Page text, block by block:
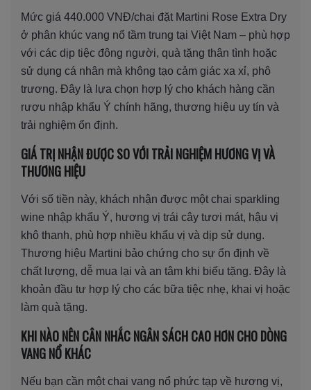
Mức giá 440.000 VNĐ/chai đặt Martini Rose Extra Dry
ở phân khúc vang nổ tầm trung tại Việt Nam – phù hợp
với các dịp tiệc đông người, quà tặng thân tình hoặc
sử dụng cá nhân mà không tạo cảm giác xa xỉ, phô
trương. Đây là lựa chọn hợp lý cho khách hàng cần
rượu nhập khẩu Ý chính hãng, thương hiệu uy tín và
trải nghiệm ổn định.
GIÁ TRỊ NHẬN ĐƯỢC SO VỚI TRẢI NGHIỆM HƯƠNG VỊ VÀ
THƯƠNG HIỆU
Với số tiền này, khách nhận được một chai sparkling
wine nhập khẩu Ý, hương vị trái cây tươi mát, hậu vị
khô thanh, phù hợp nhiều khẩu vị và dịp sử dụng.
Thương hiệu Martini bảo chứng cho sự ổn định về
chất lượng, dễ mua lại và an tâm khi biếu tặng. Đây là
khoản đầu tư hợp lý cho các bữa tiệc nhẹ, khai vị hoặc
làm quà tặng.
KHI NÀO NÊN CÂN NHẮC NGÂN SÁCH CAO HƠN CHO DÒNG
VANG NỔ KHÁC
Nếu bạn cần một chai vang nổ phức tạp về hương vị,